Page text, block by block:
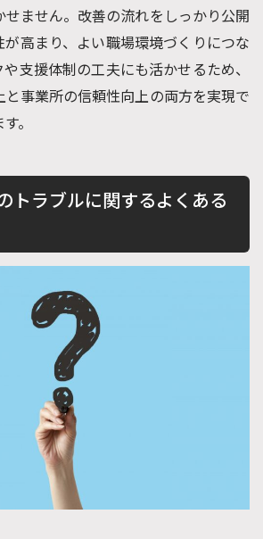
ません。改善の流れをしっかり公開
高まり、よい職場環境づくりにつな
支援体制の工夫にも活かせるため、
事業所の信頼性向上の両方を実現で
。
トラブルに関するよくある